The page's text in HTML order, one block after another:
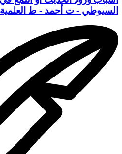
السيوطي - ت أحمد - ط العلمية